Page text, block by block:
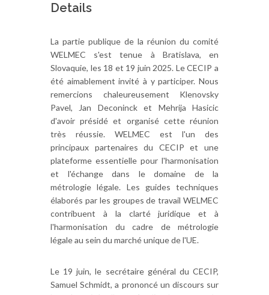
Details
La partie publique de la réunion du comité
WELMEC s'est tenue à Bratislava, en
Slovaquie, les 18 et 19 juin 2025. Le CECIP a
été aimablement invité à y participer. Nous
remercions chaleureusement Klenovsky
Pavel, Jan Deconinck et Mehrija Hasicic
d'avoir présidé et organisé cette réunion
très réussie. WELMEC est l'un des
principaux partenaires du CECIP et une
plateforme essentielle pour l'harmonisation
et l'échange dans le domaine de la
métrologie légale. Les guides techniques
élaborés par les groupes de travail WELMEC
contribuent à la clarté juridique et à
l'harmonisation du cadre de métrologie
légale au sein du marché unique de l'UE.
Le 19 juin, le secrétaire général du CECIP,
Samuel Schmidt, a prononcé un discours sur